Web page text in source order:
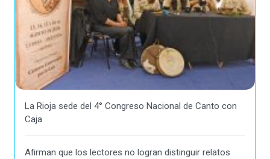
La Rioja sede del 4° Congreso Nacional de Canto con
Caja
Afirman que los lectores no logran distinguir relatos